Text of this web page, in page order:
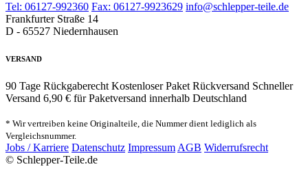
Tel: 06127-992360 Fax: 06127-9923629 info@schlepper-teile.de
Frankfurter Straße 14
D - 65527 Niedernhausen
VERSAND
90 Tage Rückgaberecht Kostenloser Paket Rückversand Schneller
Versand 6,90 € für Paketversand innerhalb Deutschland
* Wir vertreiben keine Originalteile, die Nummer dient lediglich als
Vergleichsnummer.
Jobs / Karriere Datenschutz Impressum AGB Widerrufsrecht
© Schlepper-Teile.de